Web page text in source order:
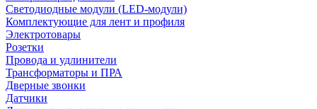
Светодиодные модули (LED-модули)
Комплектующие для лент и профиля
Электротовары
Розетки
Провода и удлинители
Трансформаторы и ПРА
Дверные звонки
Датчики